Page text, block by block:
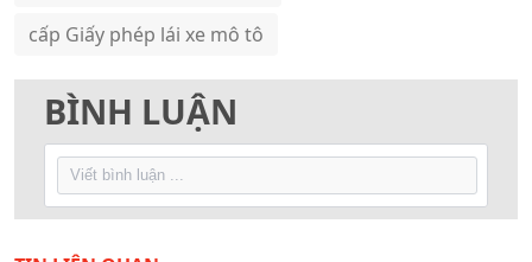
cấp Giấy phép lái xe mô tô
BÌNH LUẬN